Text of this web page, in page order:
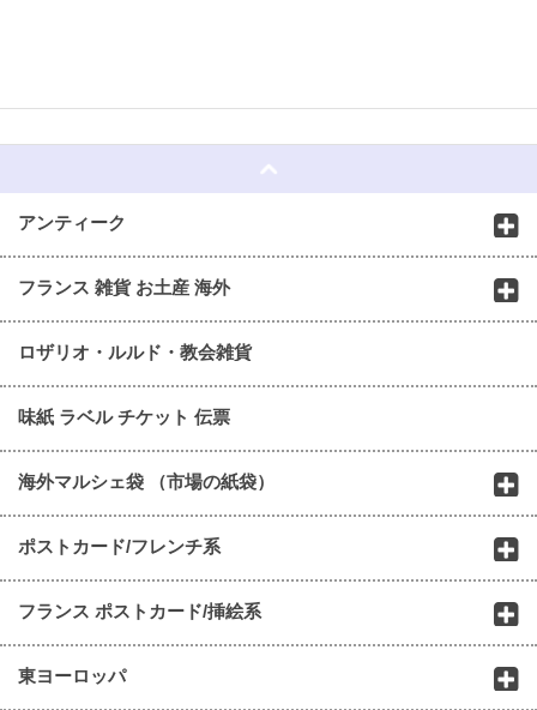
アンティーク
フランス 雑貨 お土産 海外
ロザリオ・ルルド・教会雑貨
味紙 ラベル チケット 伝票
海外マルシェ袋 （市場の紙袋）
ポストカード/フレンチ系
フランス ポストカード/挿絵系
東ヨーロッパ